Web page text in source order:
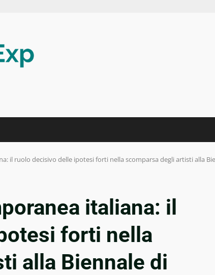
il ruolo decisivo delle ipotesi forti nella scomparsa degli artisti alla
italiana: il
forti nella
alla Biennale di